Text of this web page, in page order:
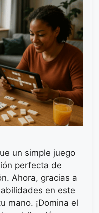
un simple juego
perfecta de
Ahora, gracias a
en este
mano. ¡Domina el